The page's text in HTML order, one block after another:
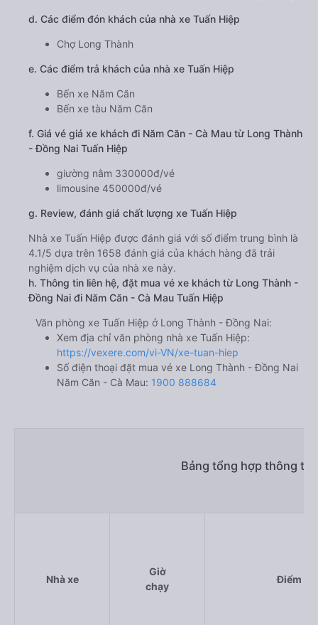
d. Các điểm đón khách của nhà xe Tuấn Hiệp
Chợ Long Thành
e. Các điểm trả khách của nhà xe Tuấn Hiệp
Bến xe Năm Căn
Bến xe tàu Năm Căn
f. Giá vé giá xe khách đi Năm Căn - Cà Mau từ Long Thành
- Đồng Nai Tuấn Hiệp
giường nằm 330000đ/vé
limousine 450000đ/vé
g. Review, đánh giá chất lượng xe Tuấn Hiệp
Nhà xe Tuấn Hiệp được đánh giá với số điểm trung bình là
4.1/5 dựa trên 1658 đánh giá của khách hàng đã trải
nghiệm dịch vụ của nhà xe này.
h. Thông tin liên hệ, đặt mua vé xe khách từ Long Thành -
Đồng Nai đi Năm Căn - Cà Mau Tuấn Hiệp
Văn phòng xe Tuấn Hiệp ở Long Thành - Đồng Nai:
Xem địa chỉ văn phòng nhà xe Tuấn Hiệp:
https://vexere.com/vi-VN/xe-tuan-hiep
Số điện thoại đặt mua vé xe Long Thành - Đồng Nai
Năm Căn - Cà Mau: 1900 888684
Bảng tổng hợp thông tin
Nhà xe
Giờ
chạy
Điểm đi